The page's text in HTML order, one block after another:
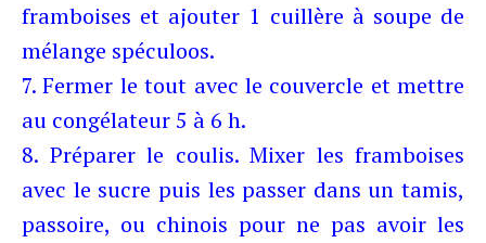
framboises et ajouter 1 cuillère à soupe de
mélange spéculoos.
7. Fermer le tout avec le couvercle et mettre
au congélateur 5 à 6 h.
8. Préparer le coulis. Mixer les framboises
avec le sucre puis les passer dans un tamis,
passoire, ou chinois pour ne pas avoir les